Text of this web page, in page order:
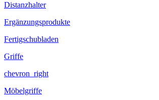
Distanzhalter
Ergänzungsprodukte
Fertigschubladen
Griffe
chevron_right
Möbelgriffe